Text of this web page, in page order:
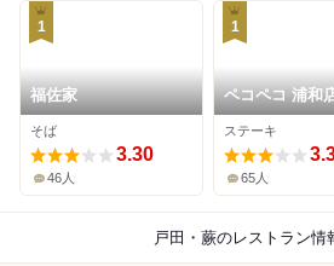
1
福佐家
そば
3.30
46人
1
ペコペコ 浦和
ステーキ
65人
戸田・蕨のレストラン情